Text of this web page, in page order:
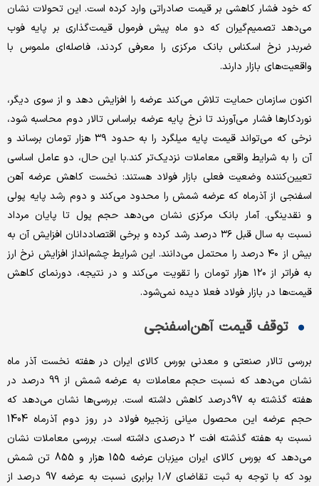
که خود فشار کاهشی بر قیمت صادراتی وارد کرده است. این تحولات نشان
می‌دهد تصمیم‌گیران که دو ماه پیش فرمول قیمت‌گذاری بر پایه فوب
ضربدر نرخ اسکناس بانک مرکزی را معرفی کردند، فاصله‌ای ملموس با
واقعیت‌های بازار دارند.
اکنون سازمان حمایت تلاش می‌کند عرضه را افزایش دهد و از سوی دیگر،
نوردکارها فشار می‌آورند تا نرخ پایه عرضه براساس تالار دوم محاسبه شود،
نرخی که می‌تواند قیمت پایه میلگرد را به حدود ۳۹ هزار تومان برساند و
آن را به شرایط واقعی معاملات نزدیک‌تر کند.با این حال، دو عامل اساسی
تعیین‌کننده وضعیت فعلی بازار فولاد هستند: نخست کاهش عرضه آهن
اسفنجی از آذرماه که عرضه شمش را محدود می‌کند و دوم رشد پایه پولی
و نقدینگی. آمار بانک مرکزی نشان می‌دهد حجم پول تا پایان مرداد
نسبت به سال قبل ۳۶ درصد رشد کرده و برخی اقتصاددانان افزایش آن به
بیش از ۴۰ درصد را محتمل می‌دانند. این شرایط چشم‌انداز افزایش نرخ ارز
به فراتر از ۱۲۰ هزار تومان را تقویت می‌کند و در نتیجه، دورنمای کاهش
قیمت‌ها در بازار فولاد فعلا دیده نمی‌شود.
توقف قیمت آهن‌اسفنجی
بررسی تالار صنعتی و معدنی بورس کالای ایران در هفته نخست آذر ماه
نشان می‌دهد که نسبت حجم معاملات به عرضه شمش از 99 درصد در
هفته گذشته به 97درصد کاهش داشته است. بررسی‌ها نشان می‌دهد که
حجم عرضه این محصول میانی زنجیره فولاد در روز دوم آذر‌ماه 1404
نسبت به هفته گذشته افت 2 درصدی داشته است. بررسی معاملات نشان
می‌دهد که بورس کالای ایران میزبان عرضه 155 هزار و 855 تن شمش
بود که با توجه به ثبت تقاضای 1.7 برابری نسبت به عرضه 97 درصد از